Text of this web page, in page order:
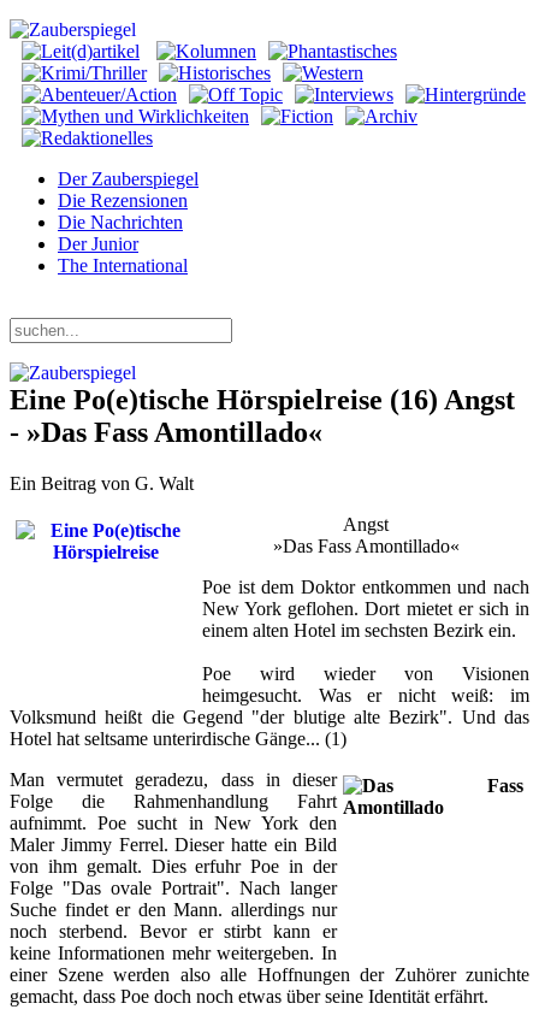
Der Zauberspiegel
Die Rezensionen
Die Nachrichten
Der Junior
The International
Eine Po(e)tische Hörspielreise (16) Angst
- »Das Fass Amontillado«
Ein Beitrag von G. Walt
Angst
»Das Fass Amontillado«
Poe ist dem Doktor entkommen und nach
New York geflohen. Dort mietet er sich in
einem alten Hotel im sechsten Bezirk ein.
Poe wird wieder von Visionen
heimgesucht. Was er nicht weiß: im
Volksmund heißt die Gegend "der blutige alte Bezirk". Und das
Hotel hat seltsame unterirdische Gänge... (1)
Man vermutet geradezu, dass in dieser
Folge die Rahmenhandlung Fahrt
aufnimmt. Poe sucht in New York den
Maler Jimmy Ferrel. Dieser hatte ein Bild
von ihm gemalt. Dies erfuhr Poe in der
Folge "Das ovale Portrait". Nach langer
Suche findet er den Mann. allerdings nur
noch sterbend. Bevor er stirbt kann er
keine Informationen mehr weitergeben. In
einer Szene werden also alle Hoffnungen der Zuhörer zunichte
gemacht, dass Poe doch noch etwas über seine Identität erfährt.